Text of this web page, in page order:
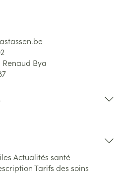
Renaud Bya
Actualités santé
Tarifs des soins